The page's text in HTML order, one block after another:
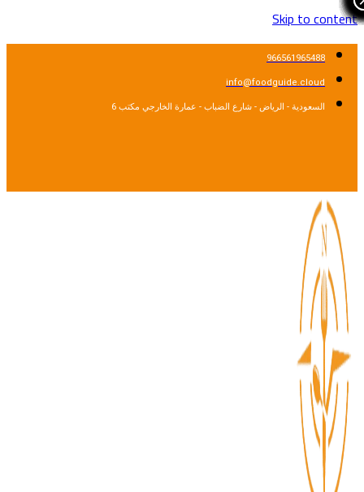
Skip to
966561965488
info@foodguide.cloud
السعودية - الرياض - شارع الضباب - عمارة الخارجي مكتب 6